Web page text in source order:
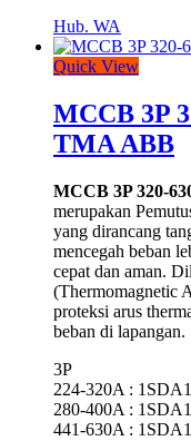
Hub. WA
Quick View
MCCB 3P
TMA ABB
MCCB 3P 320-
merupakan
yang dirancang
mencegah beban
cepat dan aman.
(Thermomagnetic
proteksi arus
beban di lapangan.
3P
224-320A :
280-400A :
441-630A :